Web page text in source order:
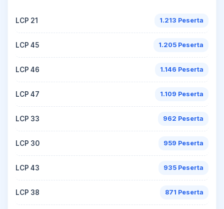
LCP 21 1.213 Peserta
LCP 45 1.205 Peserta
LCP 46 1.146 Peserta
LCP 47 1.109 Peserta
LCP 33 962 Peserta
LCP 30 959 Peserta
LCP 43 935 Peserta
LCP 38 871 Peserta